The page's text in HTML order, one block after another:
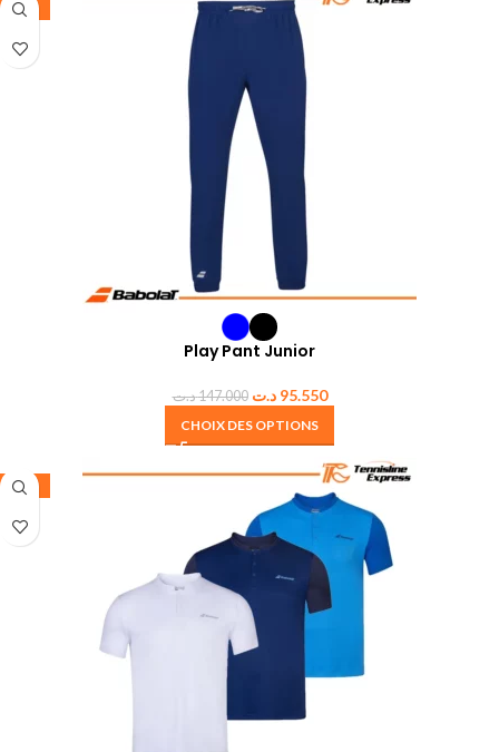
-35%
Play Pant Junior
147.000د.ت 95.550 د.ت
CHOIX DES OPTIONS
-30%